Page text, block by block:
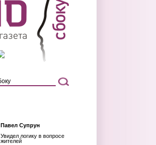
Павел Супрун
Увидел логику в вопросе
жителей